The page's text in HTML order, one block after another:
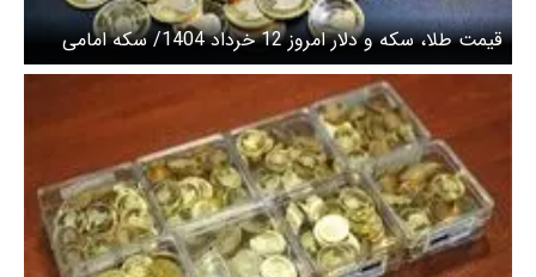
قیمت طلا، سکه و دلار امروز 12 خرداد 1404/ سکه امامی
ارزان شد + جدول